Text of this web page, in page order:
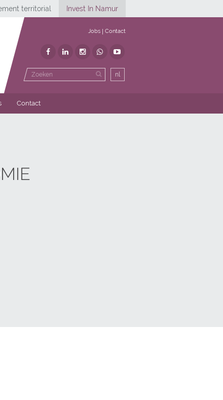
territorial Invest In Namur
Jobs Contact
nl
Contact